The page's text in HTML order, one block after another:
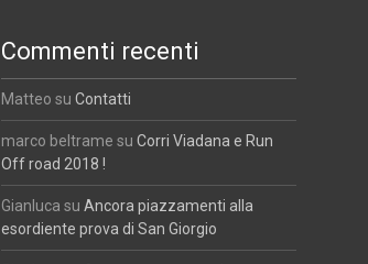
Commenti recenti
Matteo su Contatti
marco beltrame su Corri Viadana e Run
Off road 2018 !
Gianluca su Ancora piazzamenti alla
esordiente prova di San Giorgio